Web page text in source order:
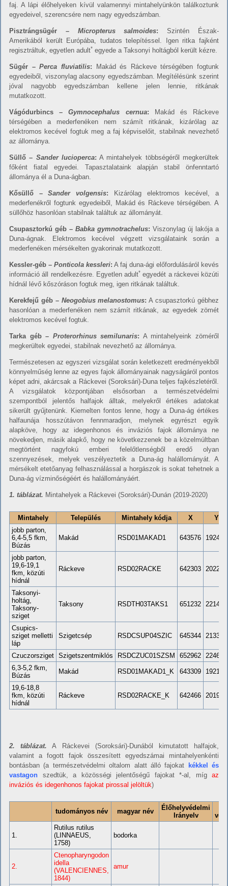
faj. A lápi élőhelyeken kívül valamennyi mintahelyünkön találkoztunk
egyedeivel, szerencsére nem nagy egyedszámban.
Pisztrángsügér – Micropterus salmoides: Szintén Észak-
Amerikából került Európába, tudatos telepítéssel. Igen ritka fajként
regisztráltuk, egyetlen adult* egyede a Taksonyi holtágból került kézre.
Sügér –Perca fluviatilis: Makád és Ráckeve térségében fogtunk
egyedeiből, viszonylag alacsony egyedszámban. Megítélésünk szerint
jóval nagyobb egyedszámban kellene jelen lennie, ritkának
mutatkozott.
Vágódurbincs –Gymnocephalus cernua: Makád és Ráckeve
térségében a mederfenéken nem számít ritkának, kizárólag az
elektromos kecével fogtuk meg a faj képviselőit, stabilnak nevezhető
az állománya.
Süllő – Sander lucioperca: A mintahelyek többségéről megkerültek
főként fiatal egyedei. Tapasztalataink alapján stabil önfenntartó
állománya él a Duna-ágban.
Kősüllő –Sander volgensis: Kizárólag elektromos kecével, a
mederfenékről fogtunk egyedeiből, Makád és Ráckeve térségében. A
süllőhöz hasonlóan stabilnak találtuk az állományát.
Csupasztorkú géb – Babka gymnotrachelus: Viszonylag új lakója a
Duna-ágnak. Elektromos kecével végzett vizsgálataink során a
mederfenéken mérsékelten gyakorinak mutatkozott.
Kessl er-géb – Ponticola kessleri: A faj duna-ági előfordulásáról kevés
információ áll rendelkezésre. Egyetlen adult* egyedét a ráckevei közúti
hídnál lévő kőszóráson fogtuk meg, igen ritkának találtuk.
Kerekfejű géb – Neogobius melanostomus: A csupasztorkú gébhez
hasonlóan a mederfenéken nem számít ritkának, az egyedek zömét
elektromos kecével fogtuk.
Tarka géb – Proterorhinus semilunaris: A mintahelyeink zöméről
megkerültek egyedei, stabilnak nevezhető az állománya.
Természetesen az egyszeri vizsgálat során keletkezett eredményekből
könnyelműség lenne az egyes fajok állományainak nagyságáról pontos
képet adni, akárcsak a Ráckevei (Soroksári)-Duna teljes fajkészletéről.
A vizsgálatok központjában elsősorban a természetvédelmi
szempontból jelentős halfajok álltak, melyekről értékes adatokat
sikerült gyűjtenünk. Kiemelten fontos lenne, hogy a Duna-ág értékes
halfaunája hosszútávon fennmaradjon, melynek egyrészt egyik
alapköve, hogy az idegenhonos és inváziós fajok állománya ne
növekedjen, másik alapkő, hogy ne következzenek be a közelmúltban
megtörtént nagyfokú emberi felelőtlenségből eredő olyan
szennyezések, melyek veszélyeztetik a Duna-ág halállományát. A
mérsékelt etetőanyag felhasználással a horgászok is sokat tehetnek a
Duna-ág vízminőségéért és halállományáért.
1. táblázat. Mintahelyek a Ráckevei (Soroksári)-Dunán (2019-2020)
Mintahely Település Mintahely kódja X
Y
jobb parton,
6,4-5,5 fkm,
Búzás
Makád RSD01MAKAD1 643576 192468
jobb parton,
19,6-19,1
fkm, közúti
hídnál
Ráckeve RSD02RACKE 642303 202293
Taksonyi-
holtág,
Taksony-
sziget
Taksony RSDTH03TAKS1 651232 221491
Csupics-
sziget melletti
láp
Szigetcsép RSDCSUP04SZIC 645344 213371
Czuczorsziget Szigetszentmiklós RSDCZUC01SZSM 652962 224627
6,3-5,2 fkm,
Búzás
Makád RSD01MAKAD1_K 643309 192175
19,6-18,8
fkm, közúti
hídnál
Ráckeve RSD02RACKE_K 642466 201911
2. táblázat. A Ráckevei (Soroksári)-Dunából kimutatott halfajok,
valamint a fogott fajok összesített egyedszámai mintahelyenkénti
bontásban (a természetvédelmi oltalom alatt álló fajokat
kékkel és
vastagon szedtük, a közösségi jelentőségű fajokat *-al, míg az
inváziós és idegenhonos fajokat pirossal jelöltük)
tudományos név magyar név
Élőhelyvédelmi
Irányelv
1.
Rutilus rutilus
(LINNAEUS,
1758)
bodorka
2.
Ctenopharyngodon
idella
(VALENCIENNES,
1844)
amur